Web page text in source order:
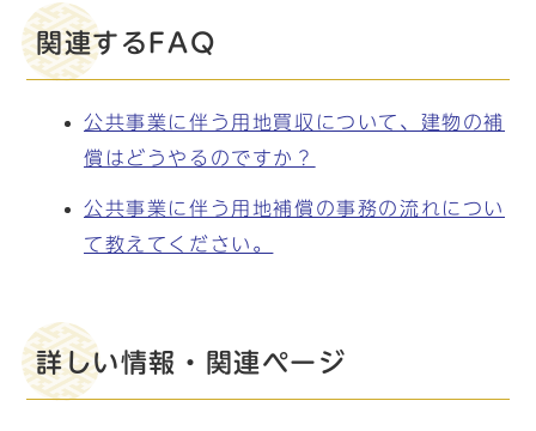
関連するFAQ
公共事業に伴う用地買収について、建物の補
償はどうやるのですか？
公共事業に伴う用地補償の事務の流れについ
て教えてください。
詳しい情報・関連ページ